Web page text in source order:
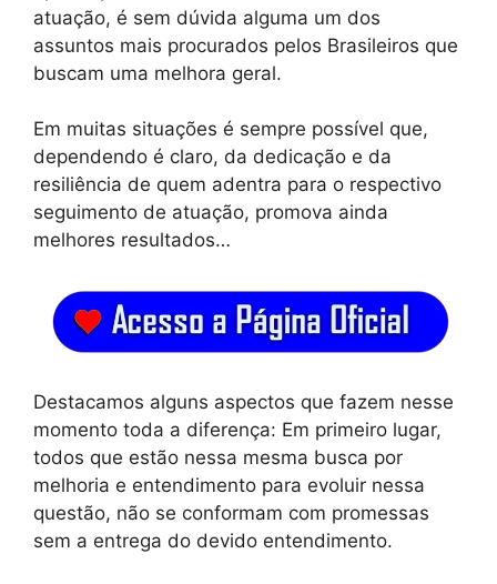
atuação, é sem dúvida alguma um dos
assuntos mais procurados pelos Brasileiros que
buscam uma melhora geral.
Em muitas situações é sempre possível que,
dependendo é claro, da dedicação e da
resiliência de quem adentra para o respectivo
seguimento de atuação, promova ainda
melhores resultados…
Destacamos alguns aspectos que fazem nesse
momento toda a diferença: Em primeiro lugar,
todos que estão nessa mesma busca por
melhoria e entendimento para evoluir nessa
questão, não se conformam com promessas
sem a entrega do devido entendimento.